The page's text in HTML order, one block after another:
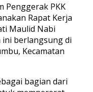
Penggerak PKK
Rapat Kerja
Maulid Nabi
ini berlangsung di
Kecamatan
bagian dari